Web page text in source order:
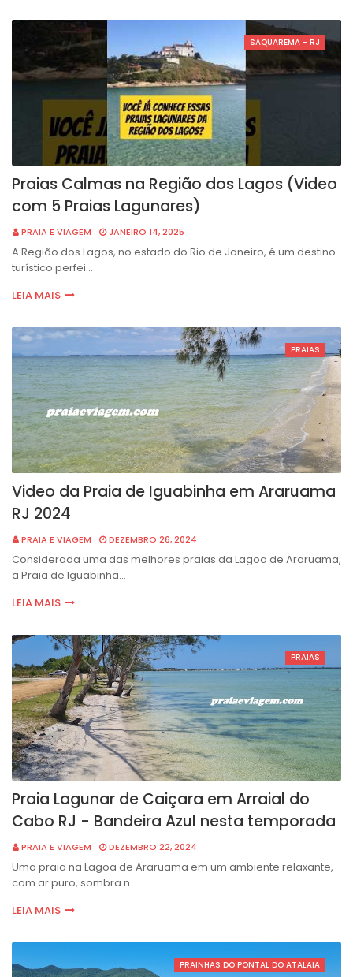
SAQUAREMA - RJ
Praias Calmas na Região dos Lagos (Video
com 5 Praias Lagunares)
PRAIA E VIAGEM JANEIRO 14, 2025
A Região dos Lagos, no estado do Rio de Janeiro, é um destino
turístico perfei…
LEIA MAIS
PRAIAS
Video da Praia de Iguabinha em Araruama
RJ 2024
PRAIA E VIAGEM DEZEMBRO 26, 2024
Considerada uma das melhores praias da Lagoa de Araruama,
a Praia de Iguabinha…
LEIA MAIS
PRAIAS
Praia Lagunar de Caiçara em Arraial do
Cabo RJ - Bandeira Azul nesta temporada
PRAIA E VIAGEM DEZEMBRO 22, 2024
Uma praia na Lagoa de Araruama em um ambiente relaxante,
com ar puro, sombra n…
LEIA MAIS
PRAINHAS DO PONTAL DO ATALAIA